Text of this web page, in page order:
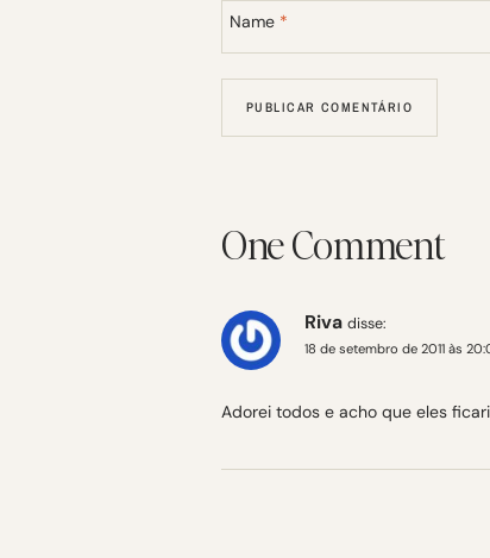
Name *
One Comment
Riva disse:
18 de setembro de 2011 às
Adorei todos e acho que eles